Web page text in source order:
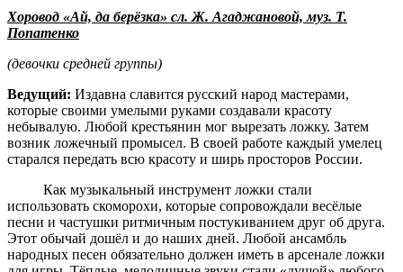
Хоровод «Ай, да берёзка» сл. Ж. Агаджановой, муз. Т.
Попатенко
(девочки средней группы)
Ведущий: Издавна славится русский народ мастерами,
которые своими умелыми руками создавали красоту
небывалую. Любой крестьянин мог вырезать ложку. Затем
возник ложечный промысел. В своей работе каждый умелец
старался передать всю красоту и ширь просторов России.
Как музыкальный инструмент ложки стали
использовать скоморохи, которые сопровождали весёлые
песни и частушки ритмичным постукиванием друг об друга.
Этот обычай дошёл и до наших дней. Любой ансамбль
народных песен обязательно должен иметь в арсенале ложки